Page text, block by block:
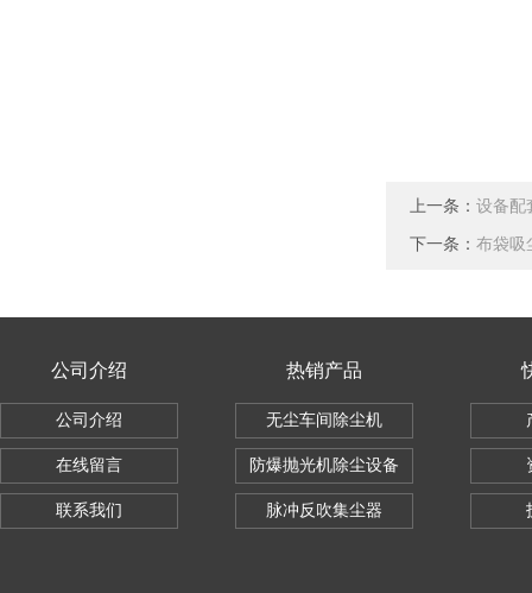
上一条： 设备配
下一条： 布袋吸
公司介绍
公司介绍
在线留言
联系我们
热销产品
无尘车间除尘机
防爆抛光机除尘设备
脉冲反吹集尘器